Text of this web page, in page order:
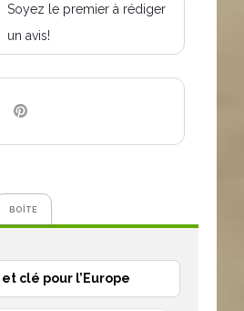
Soyez le premier à rédiger
un avis!
TWEET
BOÎTE
clé pour l’Europe